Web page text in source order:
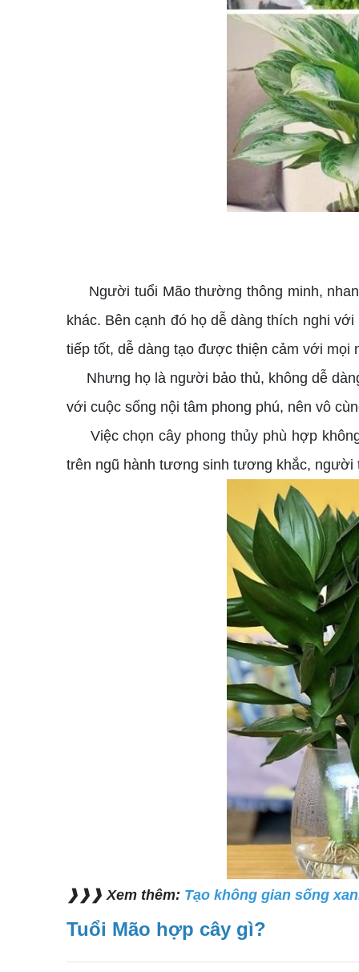
Người tuổi Mão thường thông minh,
khác. Bên cạnh đó họ dễ dàng thích nghi
tiếp tốt, dễ dàng tạo được thiện cảm với mọi
Nhưng họ là người bảo thủ, không dễ
với cuộc sống nội tâm phong phú, nên vô
Việc chọn cây phong thủy phù hợp
trên ngũ hành tương sinh tương khắc,
❱❱❱ Xem thêm: Tạo không gian sống
Tuổi Mão hợp cây gì?